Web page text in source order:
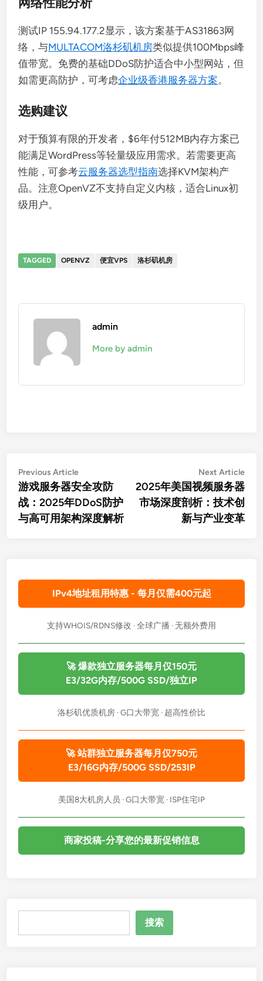
测试IP 155.94.177.2显示，该方案基于AS31863网
络，与MULTACOM洛杉矶机房类似提供100Mbps峰
值带宽。免费的基础DDoS防护适合中小型网站，但
如需更高防护，可考虑企业级香港服务器方案。
选购建议
对于预算有限的开发者，$6年付512MB内存方案已
能满足WordPress等轻量级应用需求。若需要更高
性能，可参考云服务器选型指南选择KVM架构产
品。注意OpenVZ不支持自定义内核，适合Linux初
级用户。
TAGGED OPENVZ 便宜VPS 洛杉矶机房
admin
More by admin
文
章
导
航
Previous ArticlePrevious
article:
游戏服务器安全攻防
战：2025年DDoS防护
与高可用架构深度解析
Next Article
2025年美国视频服务器
市场深度剖析：技术创
新与产业变革
IPv4地址租用特惠 - 每月仅需400元起
支持WHOIS/RDNS修改 · 全球广播 · 无额外费用
🚀 爆款独立服务器每月仅150元
E3/32G内存/500G SSD/独立IP
洛杉矶优质机房 · G口大带宽 · 超高性价比
🚀 站群独立服务器每月仅750元
E3/16G内存/500G SSD/253IP
美国8大机房人员 · G口大带宽 · ISP住宅IP
商家投稿-分享您的最新促销信息
搜索